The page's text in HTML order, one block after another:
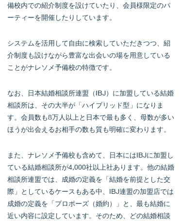
備校内での紹介制度を設けていたり、会員様限定のパ
ーティーを開催したりしています。
システムを活用して自由に検索していただきつつ、紹
介制度も設けながら豊富な出会いの場を用意している
ことがナレソメ予備校の特徴です。
なお、日本結婚相談所連盟（IBJ）に加盟している結婚
相談所は、その大半が「ハイブリッド型」になりま
す。会員数も8万人以上と日本で最も多く、母数が多い
ほうが出会えるお相手の数も質も明確に変わります。
また、ナレソメ予備校も含めて、日本にはIBJに加盟し
ている結婚相談所が4,000社以上社あります。他の結婚
相談所連盟では、成婚の定義を「結婚を前提とした交
際」としているケースもある中、IBJ連盟の加盟店では
成婚の定義を「プロポーズ（婚約）」と、最も結婚に
近い内容に設定しています。そのため、どの結婚相談